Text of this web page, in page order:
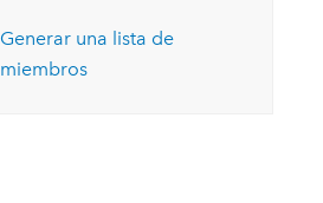
Generar una lista de
miembros